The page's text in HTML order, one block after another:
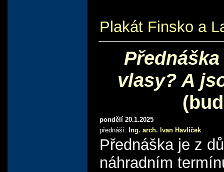
Plakát Finsko a
vlasy? A
pondělí 20.1.2025
přednáší: Ing. arch. Ivan Havlíček
Přednáška je z
náhradním